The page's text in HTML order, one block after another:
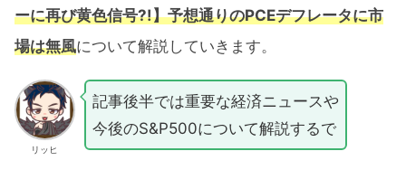
ーに再び黄色信号?!】予想通りのPCEデフレータに市
場は無風について解説していきます。
リッヒ
記事後半では重要な経済ニュースや
今後のS&P500について解説するで